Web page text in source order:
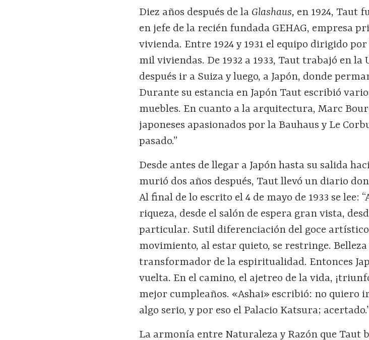
Diez años después de la Glashaus, en 1924, Taut
en jefe de la recién fundada GEHAG, empresa
vivienda. Entre 1924 y 1931 el equipo dirigido
mil viviendas. De 1932 a 1933, Taut trabajó en
después ir a Suiza y luego, a Japón, donde
Durante su estancia en Japón Taut escribió
muebles. En cuanto a la arquitectura, Marc
japoneses apasionados por la Bauhaus y Le
pasado.”
Desde antes de llegar a Japón hasta su salida
murió dos años después, Taut llevó un diario
Al final de lo escrito el 4 de mayo de 1933 se lee:
riqueza, desde el salón de espera gran vista,
particular. Sutil diferenciación del goce
movimiento, al estar quieto, se restringe.
transformador de la espiritualidad. Entonces
vuelta. En el camino, el ajetreo de la vida,
mejor cumpleaños. «Ashai» escribió: no quiero
algo serio, y por eso el Palacio Katsura;
La armonía entre Naturaleza y Razón que Taut